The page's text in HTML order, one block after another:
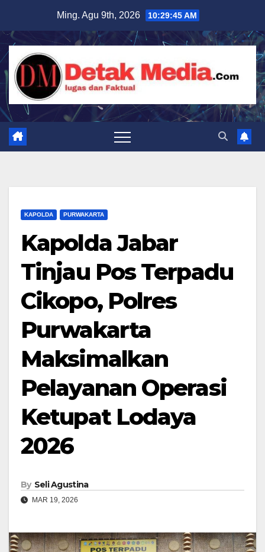
content
Ming. Agu 9th, 2026 10:29:47 AM
KAPOLDA PURWAKARTA
Kapolda Jabar
Tinjau Pos Terpadu
Cikopo, Polres
Purwakarta
Maksimalkan
Pelayanan Operasi
Ketupat Lodaya
2026
By Seli Agustina
MAR 19, 2026